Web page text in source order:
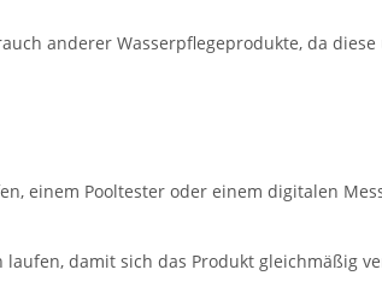
anderer Wasserpflegeprodukte, da
einem Pooltester oder einem digitalen
damit sich das Produkt gleichmäßig